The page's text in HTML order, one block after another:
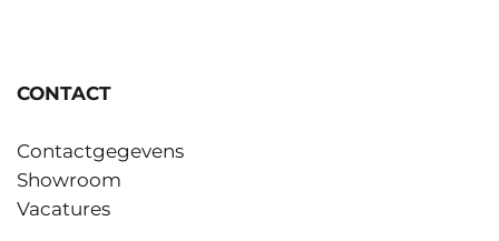
CONTACT
Contactgegevens
Showroom
Vacatures